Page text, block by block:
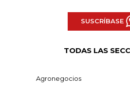
SUSCRÍBASE
TODAS LAS
Agronegocios